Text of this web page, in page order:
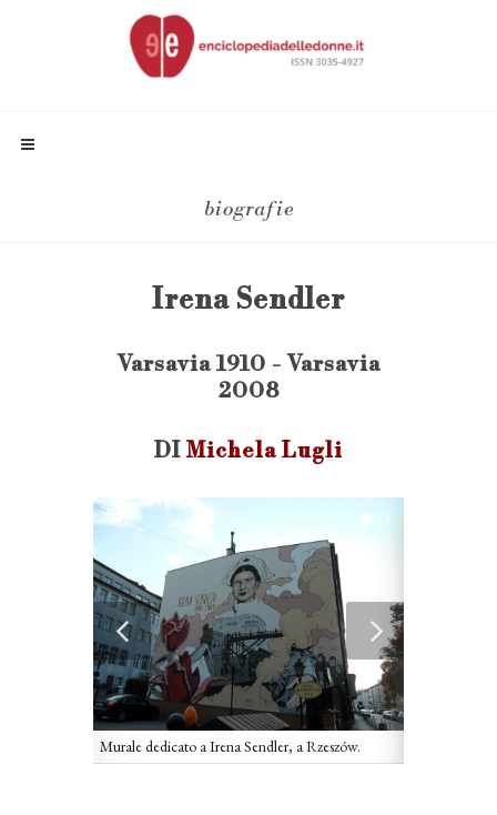
biografie
Irena Sendler
Varsavia 1910 - Varsavia
2008
DI Michela Lugli
Murale dedicato a Irena Sendler, a Rzeszów.